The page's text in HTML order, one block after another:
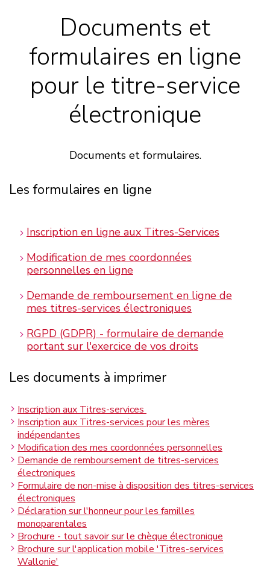
Documents et
formulaires en ligne
pour le titre-service
électronique
Documents et formulaires.
Les formulaires en ligne
Inscription en ligne aux Titres-Services
Modification de mes coordonnées
personnelles en ligne
Demande de remboursement en ligne de
mes titres-services électroniques
RGPD (GDPR) - formulaire de demande
portant sur l'exercice de vos droits
Les documents à imprimer
Inscription aux Titres-services
Inscription aux Titres-services pour les mères
indépendantes
Modification des mes coordonnées personnelles
Demande de remboursement de titres-services
électroniques
Formulaire de non-mise à disposition des titres-services
électroniques
Déclaration sur l'honneur pour les familles
monoparentales
Brochure - tout savoir sur le chèque électronique
Brochure sur l'application mobile 'Titres-services
Wallonie'